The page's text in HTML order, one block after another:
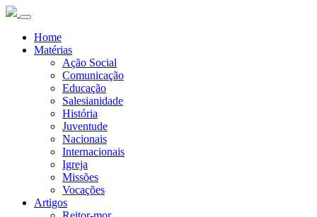
Home
Matérias
Ação Social
Comunicação
Educação
Salesianidade
História
Juventude
Nacionais
Internacionais
Igreja
Missões
Vocações
Artigos